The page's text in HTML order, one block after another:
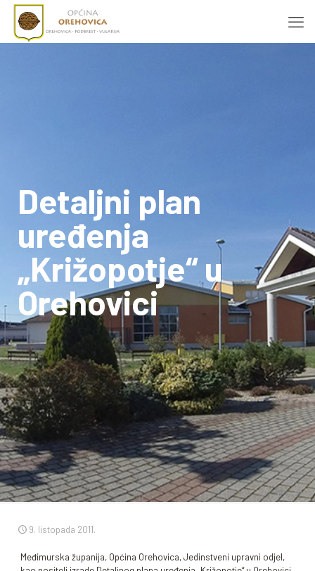
Detaljni plan
uređenja
„Križopotje“ u
Orehovici
9. listopada 2011.
Međimurska županija, Općina Orehovica, Jedinstveni upravni odjel,